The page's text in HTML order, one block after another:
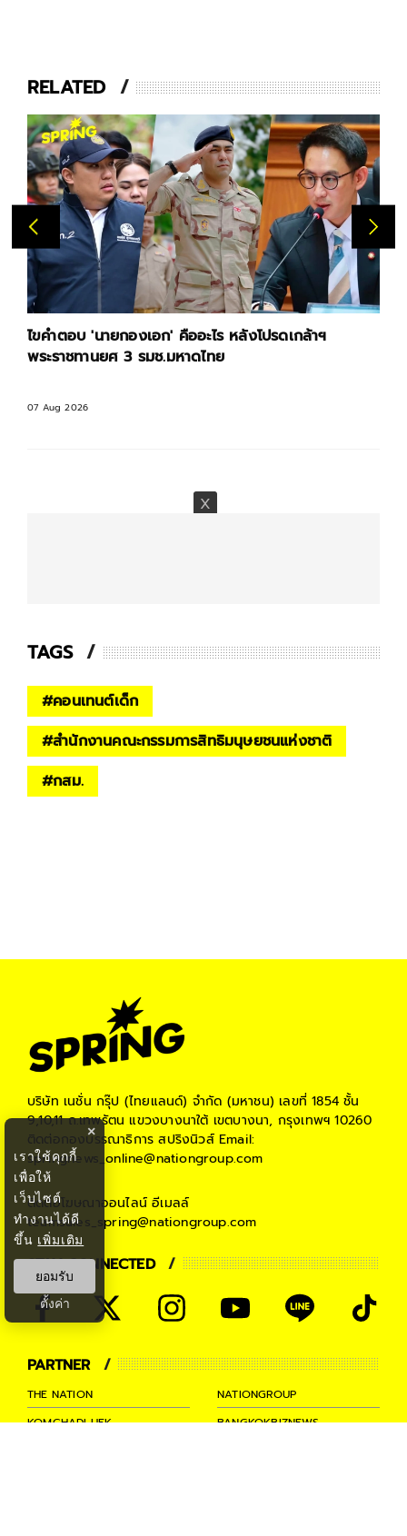
RELATED
ไขคำตอบ 'นายกองเอก' คืออะไร หลังโปรดเกล้าฯ
พระราชทานยศ 3 รมช.มหาดไทย
07 Aug 2026
TAGS
#คอนเทนต์เด็ก
#สำนักงานคณะกรรมการสิทธิมนุษยชนแห่งชาติ
#กสม.
บริษัท เนชั่น กรุ๊ป (ไทยแลนด์) จำกัด (มหาชน) เลขที่ 1854 ชั้น
9,10,11 ถ.เทพรัตน แขวงบางนาใต้ เขตบางนา, กรุงเทพฯ 10260
ติดต่อกองบรรณาธิการ สปริงนิวส์Email:
springnews_online@nationgroup.com
ติดต่อโฆษณาออนไลน์ อีเมลล์
teamsales_spring@nationgroup.com
STAY CONNECTED
PARTNER
THE NATION
NATIONGROUP
KOMCHADLUEK
BANGKOKBIZNEWS
×
เราใช้คุกกี้
เพื่อให้
เว็บไซต์
ทำงานได้ดี
ขึ้น เพิ่มเติม
ยอมรับ
ตั้งค่า